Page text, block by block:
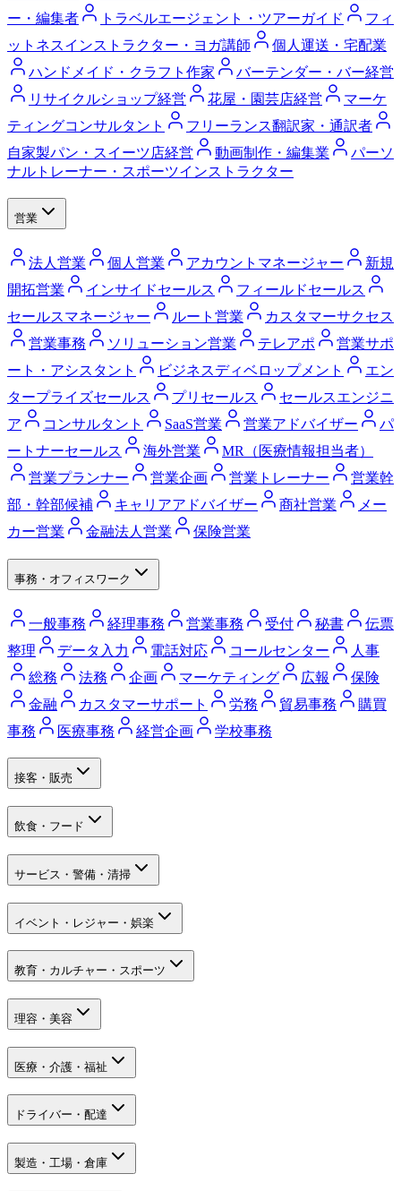
ー・編集者
トラベルエージェント・ツアーガイド
フィ
ットネスインストラクター・ヨガ講師
個人運送・宅配業
ハンドメイド・クラフト作家
バーテンダー・バー経営
リサイクルショップ経営
花屋・園芸店経営
マーケ
ティングコンサルタント
フリーランス翻訳家・通訳者
自家製パン・スイーツ店経営
動画制作・編集業
パーソ
ナルトレーナー・スポーツインストラクター
営業
法人営業 個人営業 アカウントマネージャー
新規
開拓営業
インサイドセールス
フィールドセールス
セールスマネージャー
ルート営業
カスタマーサクセス
営業事務
ソリューション営業 テレアポ
営業サポ
ート・アシスタント
ビジネスディベロップメント
エン
タープライズセールス
プリセールス
セールスエンジニ
ア
コンサルタント SaaS営業 営業アドバイザー
パ
ートナーセールス
海外営業
MR（医療情報担当者）
営業プランナー
営業企画 営業トレーナー
営業幹
部・幹部候補
キャリアアドバイザー 商社営業
メー
カー営業
金融法人営業 保険営業
事務・オフィスワーク
一般事務 経理事務 営業事務 受付 秘書
伝票
整理
データ入力 電話対応 コールセンター
人事
総務
法務 企画 マーケティング 広報
保険
金融
カスタマーサポート 労務 貿易事務
購買
事務
医療事務 経営企画 学校事務
接客・販売
飲食・フード
サービス・警備・清掃
イベント・レジャー・娯楽
教育・カルチャー・スポーツ
理容・美容
医療・介護・福祉
ドライバー・配達
製造・工場・倉庫